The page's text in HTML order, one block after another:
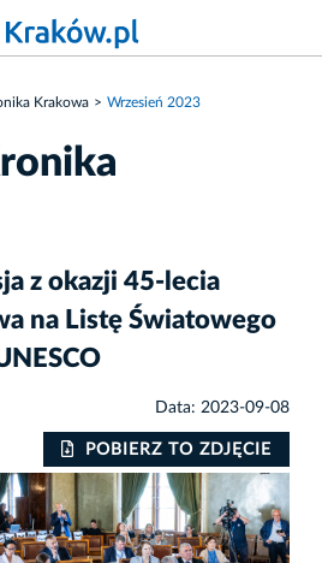
Krakowa Wrzesień 2023
z okazji 45-lecia
na Listę Światowego
Data: 2023-09-08
POBIERZ TO ZDJĘCIE